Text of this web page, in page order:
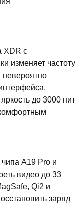
XDR с
изменяет частоту
невероятно
до 3000 нит
A19 Pro и
видео до 33
Qi2 и
заряд